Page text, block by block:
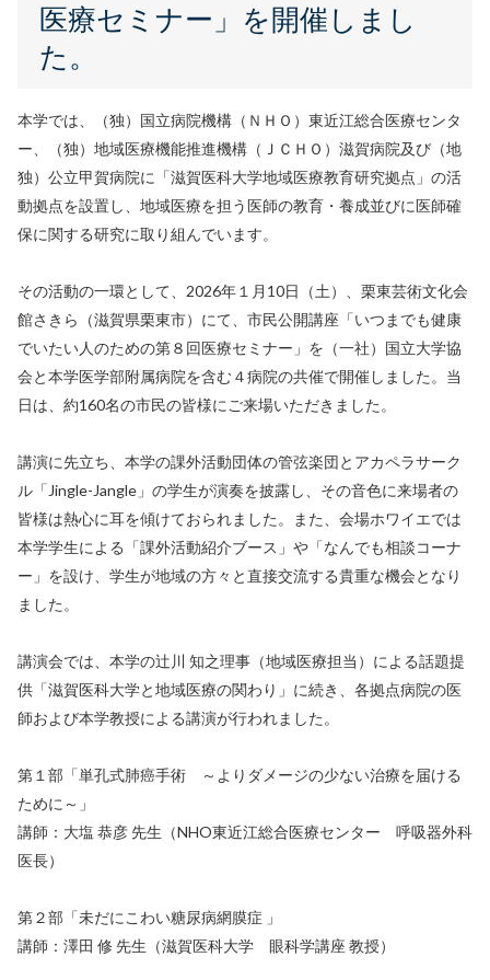
医療セミナー」を開催しまし
た。
本学では、（独）国立病院機構（ＮＨＯ）東近江総合医療センタ
ー、（独）地域医療機能推進機構（ＪＣＨＯ）滋賀病院及び（地
独）公立甲賀病院に「滋賀医科大学地域医療教育研究拠点」の活
動拠点を設置し、地域医療を担う医師の教育・養成並びに医師確
保に関する研究に取り組んでいます。
その活動の一環として、2026年１月10日（土）、栗東芸術文化会
館さきら（滋賀県栗東市）にて、市民公開講座「いつまでも健康
でいたい人のための第８回医療セミナー」を（一社）国立大学協
会と本学医学部附属病院を含む４病院の共催で開催しました。当
日は、約160名の市民の皆様にご来場いただきました。
講演に先立ち、本学の課外活動団体の管弦楽団とアカペラサーク
ル「Jingle-Jangle」の学生が演奏を披露し、その音色に来場者の
皆様は熱心に耳を傾けておられました。また、会場ホワイエでは
本学学生による「課外活動紹介ブース」や「なんでも相談コーナ
ー」を設け、学生が地域の方々と直接交流する貴重な機会となり
ました。
講演会では、本学の辻川 知之理事（地域医療担当）による話題提
供「滋賀医科大学と地域医療の関わり」に続き、各拠点病院の医
師および本学教授による講演が行われました。
第１部「単孔式肺癌手術 ～よりダメージの少ない治療を届ける
ために～」
講師：大塩 恭彦 先生（NHO東近江総合医療センター 呼吸器外科
医長）
第２部「未だにこわい糖尿病網膜症 」
講師：澤田 修 先生（滋賀医科大学 眼科学講座 教授）